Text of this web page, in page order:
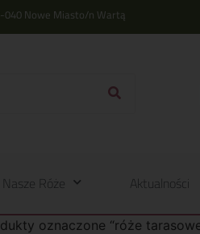
040 Nowe Miasto/n Wartą
Nasze Róże Aktualności
oznaczone “róże